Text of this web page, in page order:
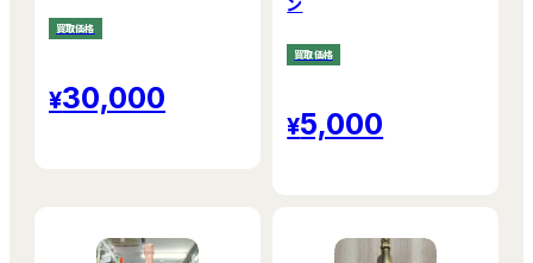
買取価格
30,000
買取価格
5,000